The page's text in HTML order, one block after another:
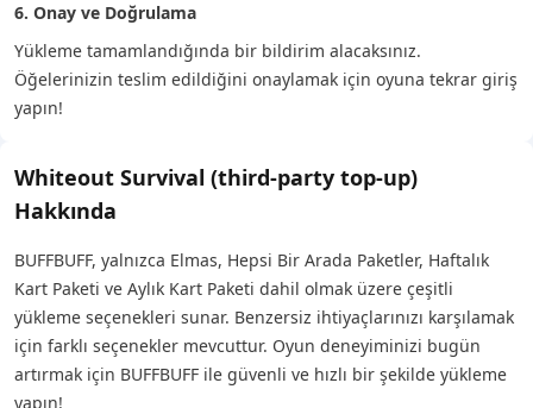
6. Onay ve Doğrulama
Yükleme tamamlandığında bir bildirim alacaksınız.
Öğelerinizin teslim edildiğini onaylamak için oyuna tekrar giriş
yapın!
Whiteout Survival (third-party top-up)
Hakkında
BUFFBUFF, yalnızca Elmas, Hepsi Bir Arada Paketler, Haftalık
Kart Paketi ve Aylık Kart Paketi dahil olmak üzere çeşitli
yükleme seçenekleri sunar. Benzersiz ihtiyaçlarınızı karşılamak
için farklı seçenekler mevcuttur. Oyun deneyiminizi bugün
artırmak için BUFFBUFF ile güvenli ve hızlı bir şekilde yükleme
yapın!